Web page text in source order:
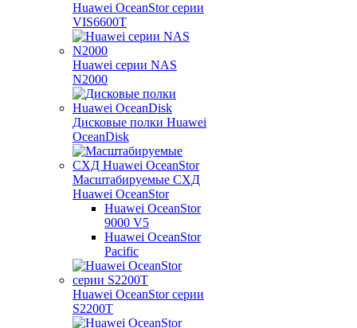
Huawei OceanStor серии
VIS6600T
Huawei серии NAS
N2000
Дисковые полки Huawei
OceanDisk
Масштабируемые СХД
Huawei OceanStor
Huawei OceanStor
9000 V5
Huawei OceanStor
Pacific
Huawei OceanStor серии
S2200T